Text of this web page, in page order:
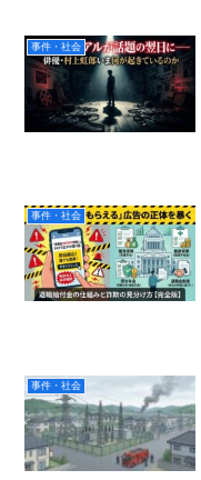
事件・社会
事件・社会
事件・社会